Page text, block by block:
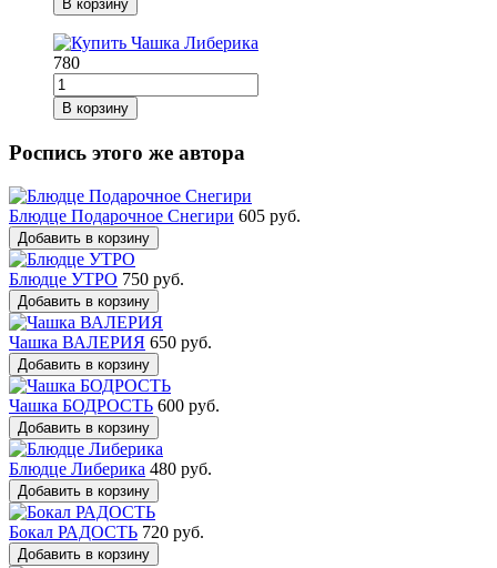
В корзину
780
В корзину
Роспись этого же автора
Блюдце Подарочное Снегири 605 руб.
Добавить в корзину
Блюдце УТРО 750 руб.
Добавить в корзину
Чашка ВАЛЕРИЯ 650 руб.
Добавить в корзину
Чашка БОДРОСТЬ 600 руб.
Добавить в корзину
Блюдце Либерика 480 руб.
Добавить в корзину
Бокал РАДОСТЬ 720 руб.
Добавить в корзину